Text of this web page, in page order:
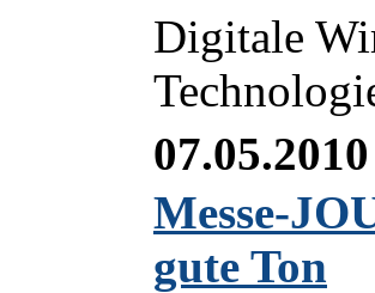
Digitale
07.05.2010
Messe-
gute Ton